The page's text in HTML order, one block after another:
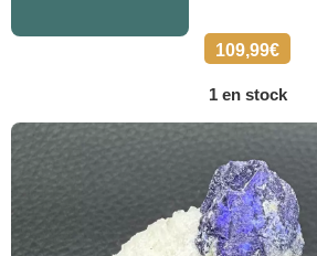
109,99€
1 en stock